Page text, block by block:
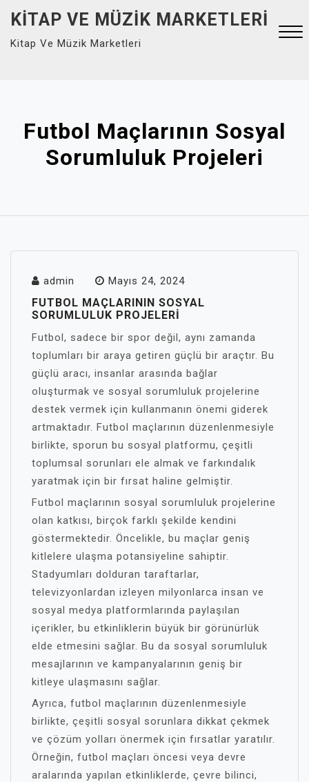
content
KITAP VE MÜZIK MARKETLERI
Kitap Ve Müzik Marketleri
Futbol Maçlarının Sosyal
Sorumluluk Projeleri
admin Mayıs 24, 2024
FUTBOL MAÇLARININ SOSYAL
SORUMLULUK PROJELERI
Futbol, sadece bir spor değil, aynı zamanda
toplumları bir araya getiren güçlü bir araçtır. Bu
güçlü aracı, insanlar arasında bağlar
oluşturmak ve sosyal sorumluluk projelerine
destek vermek için kullanmanın önemi giderek
artmaktadır. Futbol maçlarının düzenlenmesiyle
birlikte, sporun bu sosyal platformu, çeşitli
toplumsal sorunları ele almak ve farkındalık
yaratmak için bir fırsat haline gelmiştir.
Futbol maçlarının sosyal sorumluluk projelerine
olan katkısı, birçok farklı şekilde kendini
göstermektedir. Öncelikle, bu maçlar geniş
kitlelere ulaşma potansiyeline sahiptir.
Stadyumları dolduran taraftarlar,
televizyonlardan izleyen milyonlarca insan ve
sosyal medya platformlarında paylaşılan
içerikler, bu etkinliklerin büyük bir görünürlük
elde etmesini sağlar. Bu da sosyal sorumluluk
mesajlarının ve kampanyalarının geniş bir
kitleye ulaşmasını sağlar.
Ayrıca, futbol maçlarının düzenlenmesiyle
birlikte, çeşitli sosyal sorunlara dikkat çekmek
ve çözüm yolları önermek için fırsatlar yaratılır.
Örneğin, futbol maçları öncesi veya devre
aralarında yapılan etkinliklerde, çevre bilinci,